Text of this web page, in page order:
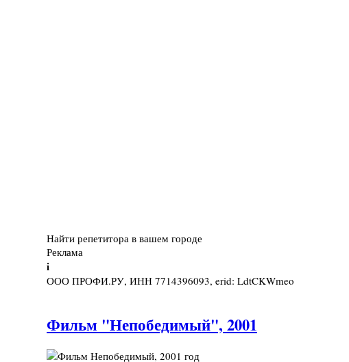
Найти репетитора в вашем городе
Реклама
i
ООО ПРОФИ.РУ, ИНН 7714396093, erid: LdtCKWmeo
Фильм "Непобедимый", 2001